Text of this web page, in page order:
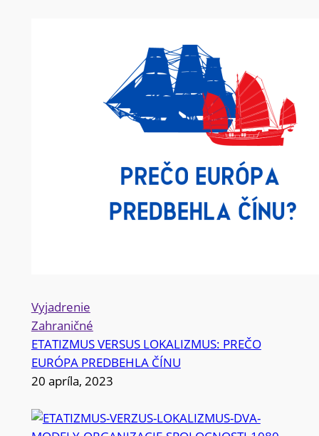
Vyjadrenie
Zahraničné
ETATIZMUS VERSUS LOKALIZMUS: PREČO
EURÓPA PREDBEHLA ČÍNU
20 apríla, 2023